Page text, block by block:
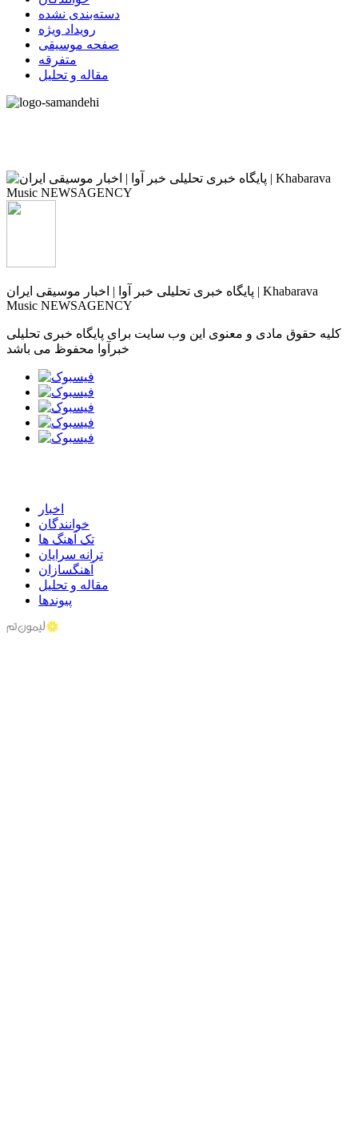
دسته‌بندی نشده
رویداد ویژه
صفحه موسیقی
متفرقه
مقاله و تحلیل
پایگاه خبری تحلیلی خبر آوا | اخبار موسیقی ایران | Khabarava
Music NEWSAGENCY
کلیه حقوق مادی و معنوی این وب سایت برای پایگاه خبری تحلیلی
خبرآوا محفوظ می باشد
اخبار
خوانندگان
تک آهنگ ها
ترانه سرایان
آهنگسازان
مقاله و تحلیل
پیوندها